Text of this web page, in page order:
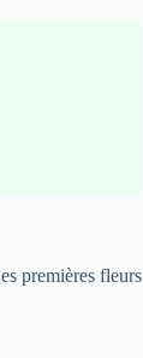
premières fleurs